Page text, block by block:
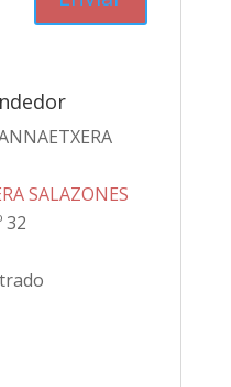
SALAZONES
32